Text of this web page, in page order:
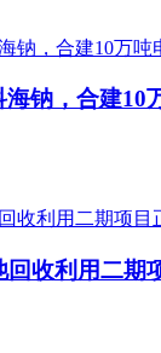
钠，合建10
回收利用二期